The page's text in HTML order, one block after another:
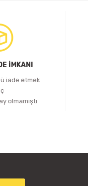
İMKANI
iade etmek
olmamıştı